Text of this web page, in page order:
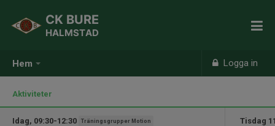
Hem Logga in
CK BURE
HALMSTAD
Aktiviteter
Idag, 09:30-12:30 Träningsgrupper Motion Tisdag